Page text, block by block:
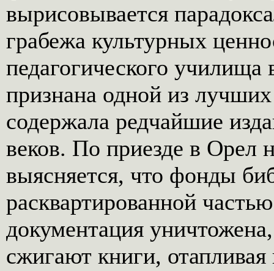
вырисовывается
грабежа культурных
педагогического
признана одной из
содержала редчайшие
веков. По приезде в Орел
выясняется, что фонды
расквартированной
документация
сжигают книги,